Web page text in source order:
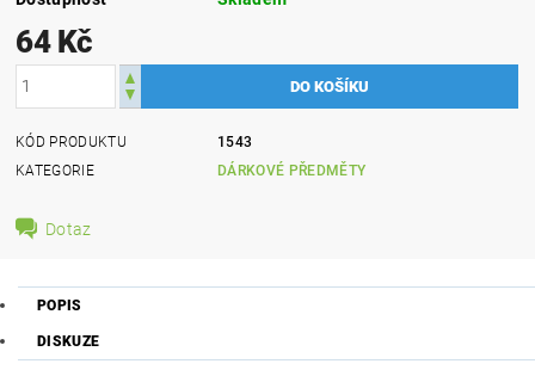
64 Kč
KÓD PRODUKTU
1543
KATEGORIE
DÁRKOVÉ PŘEDMĚTY
Dotaz
POPIS
DISKUZE